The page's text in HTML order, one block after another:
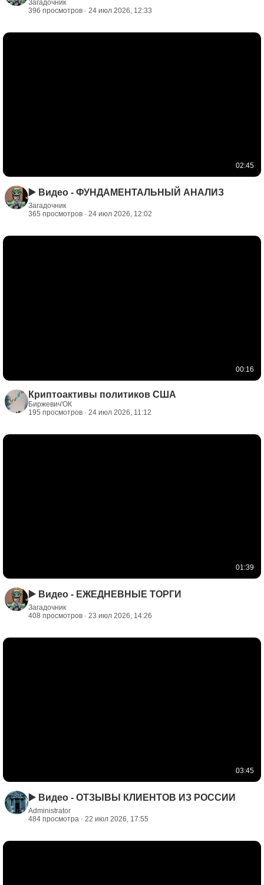
Загадочник
396 просмотров · 24 июл 2026, 12:33
02:45
▶️ Видео - ФУНДАМЕНТАЛЬНЫЙ АНАЛИЗ
Загадочник
365 просмотров · 24 июл 2026, 12:02
00:16
Криптоактивы политиков США
Биржевич'ОК
195 просмотров · 24 июл 2026, 11:12
01:39
▶️ Видео - ЕЖЕДНЕВНЫЕ ТОРГИ
Загадочник
408 просмотров · 23 июл 2026, 14:26
03:45
▶️ Видео - ОТЗЫВЫ КЛИЕНТОВ ИЗ РОССИИ
Administrator
484 просмотра · 22 июл 2026, 17:55